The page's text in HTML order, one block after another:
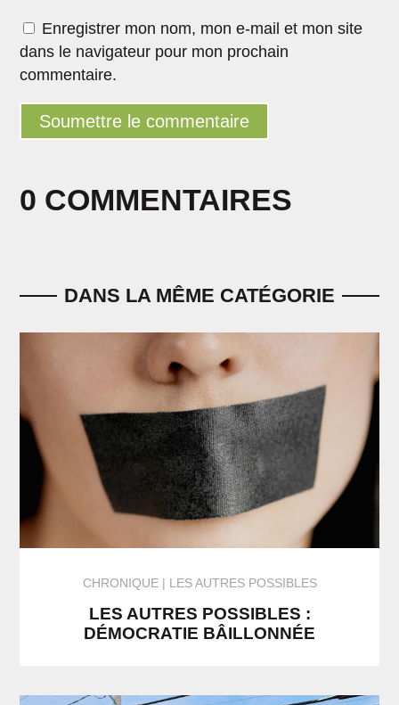
0 COMMENTAIRES
Enregistrer mon nom, mon e-mail et mon site
dans le navigateur pour mon prochain
commentaire.
Soumettre le commentaire
DANS LA MÊME CATÉGORIE
CHRONIQUE LES AUTRES POSSIBLES
LES AUTRES POSSIBLES :
DÉMOCRATIE BÂILLONNÉE